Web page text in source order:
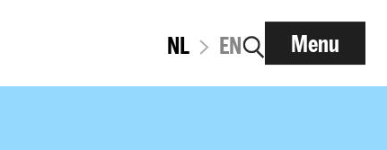
NL EN Menu